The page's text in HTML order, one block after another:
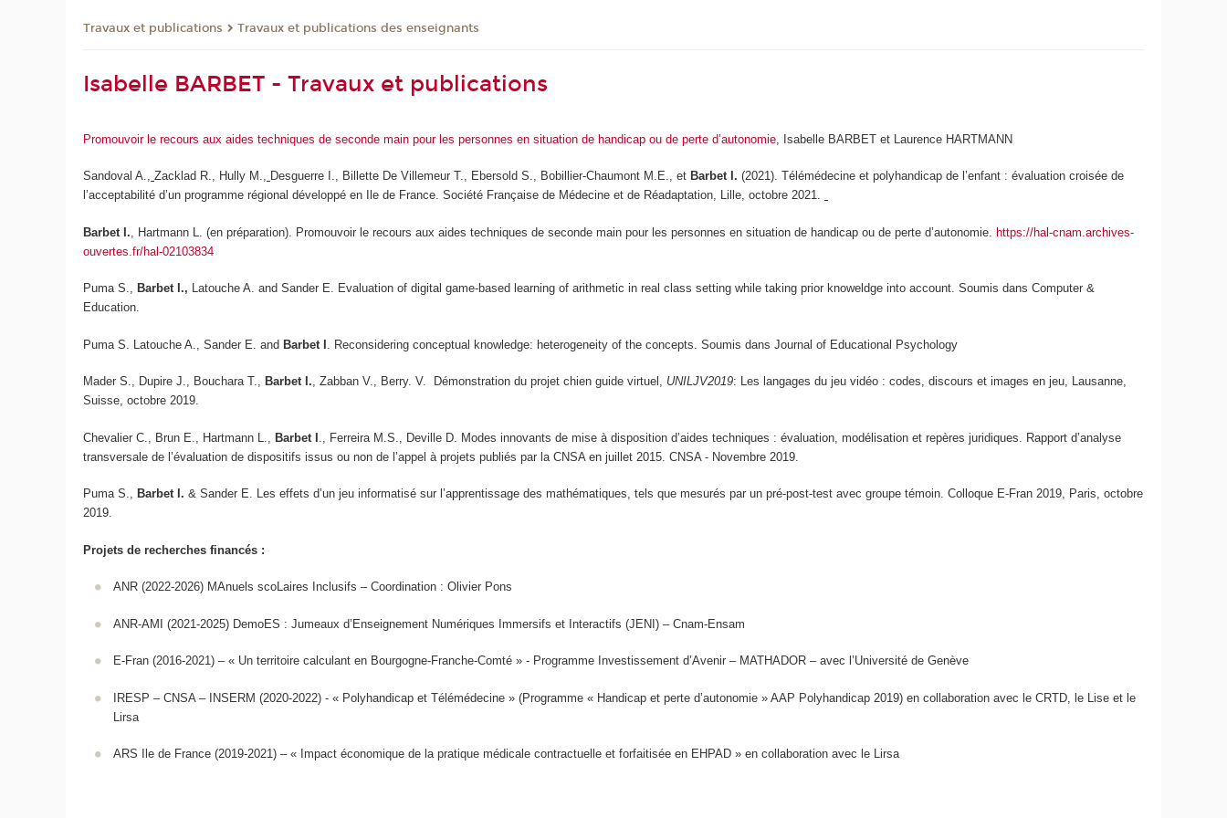
Travaux et publications Travaux et publications des enseignants
Isabelle BARBET - Travaux et publications
Promouvoir le recours aux aides techniques de seconde main pour les personnes en situation de handicap ou de perte d’autonomie , Isabelle BARBET et Laurence HARTMANN
Sandoval A., Zacklad R., Hully M., Desguerre I., Billette De Villemeur T., Ebersold S., Bobillier-Chaumont M.E., et Barbet I. (2021). Télémédecine et polyhandicap de l’enfant : évaluation croisée de
l’acceptabilité d’un programme régional développé en Ile de France.Société Française de Médecine et de Réadaptation, Lille, octobre 2021.
Barbet I. , Hartmann L. (en préparation). Promouvoir le recours aux aides techniques de seconde main pour les personnes en situation de handicap ou de perte d’autonomie.https://hal-cnam.archives-
ouvertes.fr/hal-02103834
Puma S., Barbet I., Latouche A. and Sander E. Evaluation of digital game-based learning of arithmetic in real class setting while taking prior knoweldge into account. Soumis dansComputer &
Education.
Puma S. Latouche A., Sander E. andBarbet I . Reconsidering conceptual knowledge: heterogeneity of the concepts. Soumis dansJournal of Educational Psychology
Mader S., Dupire J., Bouchara T., Barbet I., Zabban V., Berry. V. Démonstration du projet chien guide virtuel, UNILJV2019: Les langages du jeu vidéo : codes, discours et images en jeu, Lausanne,
Suisse, octobre 2019.
Chevalier C., Brun E., Hartmann L.,Barbet I ., Ferreira M.S., Deville D. Modes innovants de mise à disposition d’aides techniques : évaluation, modélisation et repères juridiques. Rapport d’analyse
transversale de l’évaluation de dispositifs issus ou non de l’appel à projets publiés par la CNSA en juillet 2015.CNSA - Novembre 2019.
Puma S., Barbet I. & Sander E. Les effets d’un jeu informatisé sur l’apprentissage des mathématiques, tels que mesurés par un pré-post-test avec groupe témoin.Colloque E-Fran 2019, Paris, octobre
2019.
Projets de recherches financés :
ANR (2022-2026) MAnuels scoLaires Inclusifs – Coordination : Olivier Pons
ANR-AMI (2021-2025) DemoES : Jumeaux d’Enseignement Numériques Immersifs et Interactifs (JENI) – Cnam-Ensam
E-Fran (2016-2021) – « Un territoire calculant en Bourgogne-Franche-Comté » - Programme Investissement d’Avenir – MATHADOR – avec l’Université de Genève
IRESP – CNSA – INSERM (2020-2022) - « Polyhandicap et Télémédecine » (Programme « Handicap et perte d’autonomie » AAP Polyhandicap 2019) en collaboration avec le CRTD, le Lise et le
Lirsa
ARS Ile de France (2019-2021) – « Impact économique de la pratique médicale contractuelle et forfaitisée en EHPAD » en collaboration avec le Lirsa